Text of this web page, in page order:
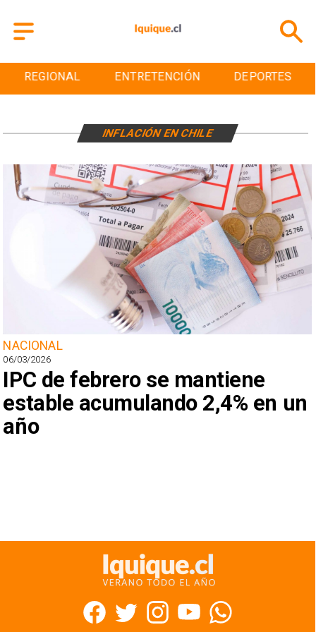
REGIONAL ENTRETENCIÓN DEPORTES
NACIONAL
06/03/2026
IPC de febrero se mantiene
estable acumulando 2,4% en un
año
INFLACIÓN EN CHILE